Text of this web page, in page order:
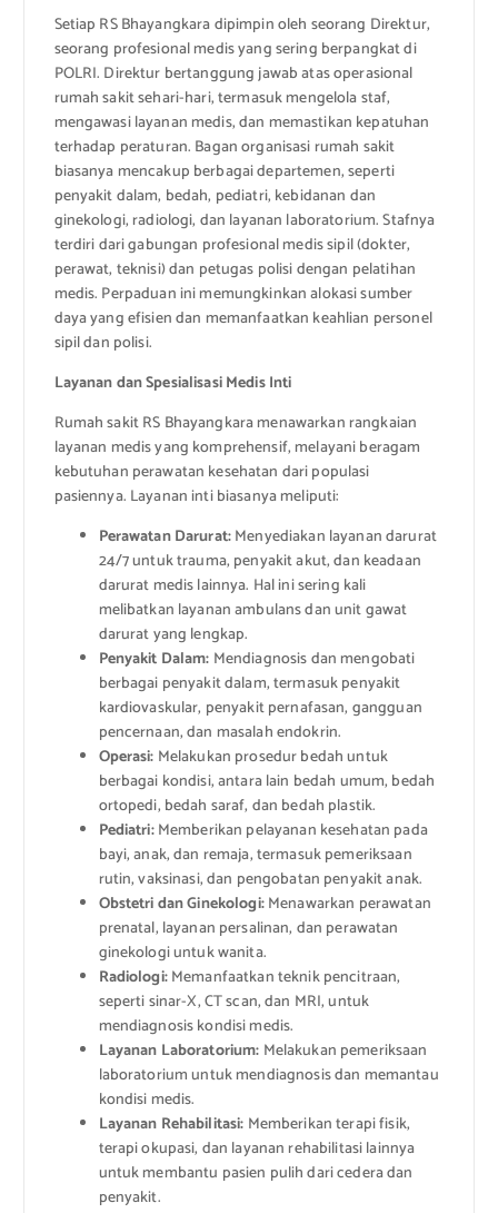
Setiap RS Bhayangkara dipimpin oleh seorang Direktur,
seorang profesional medis yang sering berpangkat di
POLRI. Direktur bertanggung jawab atas operasional
rumah sakit sehari-hari, termasuk mengelola staf,
mengawasi layanan medis, dan memastikan kepatuhan
terhadap peraturan. Bagan organisasi rumah sakit
biasanya mencakup berbagai departemen, seperti
penyakit dalam, bedah, pediatri, kebidanan dan
ginekologi, radiologi, dan layanan laboratorium. Stafnya
terdiri dari gabungan profesional medis sipil (dokter,
perawat, teknisi) dan petugas polisi dengan pelatihan
medis. Perpaduan ini memungkinkan alokasi sumber
daya yang efisien dan memanfaatkan keahlian personel
sipil dan polisi.
Layanan dan Spesialisasi Medis Inti
Rumah sakit RS Bhayangkara menawarkan rangkaian
layanan medis yang komprehensif, melayani beragam
kebutuhan perawatan kesehatan dari populasi
pasiennya. Layanan inti biasanya meliputi:
Perawatan Darurat:Menyediakan layanan darurat
24/7 untuk trauma, penyakit akut, dan keadaan
darurat medis lainnya. Hal ini sering kali
melibatkan layanan ambulans dan unit gawat
darurat yang lengkap.
Penyakit Dalam: Mendiagnosis dan mengobati
berbagai penyakit dalam, termasuk penyakit
kardiovaskular, penyakit pernafasan, gangguan
pencernaan, dan masalah endokrin.
Operasi: Melakukan prosedur bedah untuk
berbagai kondisi, antara lain bedah umum, bedah
ortopedi, bedah saraf, dan bedah plastik.
Pediatri:Memberikan pelayanan kesehatan pada
bayi, anak, dan remaja, termasuk pemeriksaan
rutin, vaksinasi, dan pengobatan penyakit anak.
Obstetri dan Ginekologi:Menawarkan perawatan
prenatal, layanan persalinan, dan perawatan
ginekologi untuk wanita.
Radiologi:Memanfaatkan teknik pencitraan,
seperti sinar-X, CT scan, dan MRI, untuk
mendiagnosis kondisi medis.
Layanan Laboratorium: Melakukan pemeriksaan
laboratorium untuk mendiagnosis dan memantau
kondisi medis.
Layanan Rehabilitasi: Memberikan terapi fisik,
terapi okupasi, dan layanan rehabilitasi lainnya
untuk membantu pasien pulih dari cedera dan
penyakit.